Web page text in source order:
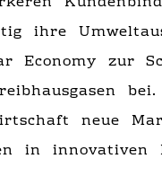
ihre
zur
bei.
neue
in innovativen